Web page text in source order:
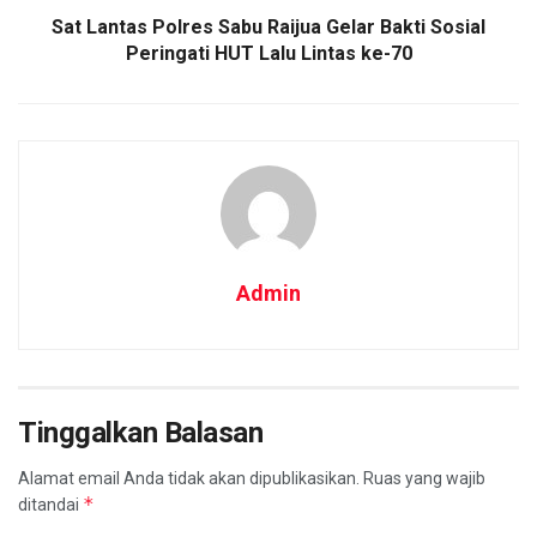
Sat Lantas Polres Sabu Raijua Gelar Bakti Sosial
Peringati HUT Lalu Lintas ke-70
Admin
Tinggalkan Balasan
Alamat email Anda tidak akan dipublikasikan. Ruas yang wajib
ditandai *